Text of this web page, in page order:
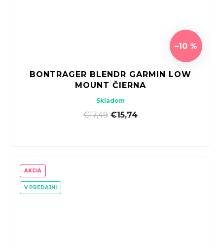
–10 %
BONTRAGER BLENDR GARMIN LOW
MOUNT ČIERNA
Skladom
€17,49 €15,74
AKCIA
V PREDAJNI